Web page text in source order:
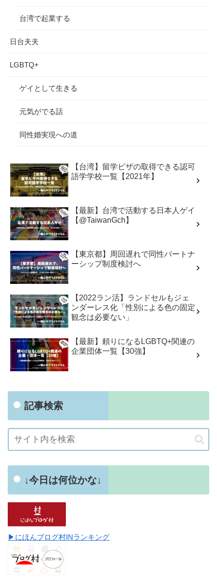
台湾で起業する
日台夫夫
LGBTQ+
ゲイとして生きる
元気がでる話
同性婚実現への道
【台湾】留学ビザの取得できる認可
語学学校一覧【2021年】
【最新】台湾で活動する日本人ゲイ
【@TaiwanGch】
【東京都】周回遅れで同性パートナ
ーシップ制度検討へ
【2022ラン活】ランドセルもジェ
ンダーレス化「性別による色の固定
観念は必要ない」
【最新】頼りになるLGBTQ+関連の
企業団体一覧【30強】
記事検索
↓今日は何位かな↓
▶にほんブログ村INランキング